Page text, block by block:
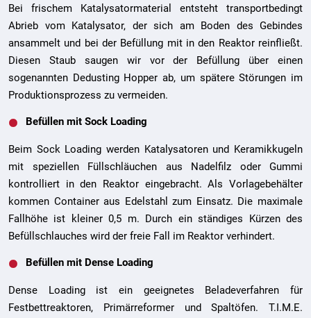
Bei frischem Katalysatormaterial entsteht transportbedingt
Abrieb vom Katalysator, der sich am Boden des Gebindes
ansammelt und bei der Befüllung mit in den Reaktor reinfließt.
Diesen Staub saugen wir vor der Befüllung über einen
sogenannten Dedusting Hopper ab, um spätere Störungen im
Produktionsprozess zu vermeiden.
Befüllen mit Sock Loading
Beim Sock Loading werden Katalysatoren und Keramikkugeln
mit speziellen Füllschläuchen aus Nadelfilz oder Gummi
kontrolliert in den Reaktor eingebracht. Als Vorlagebehälter
kommen Container aus Edelstahl zum Einsatz. Die maximale
Fallhöhe ist kleiner 0,5 m. Durch ein ständiges Kürzen des
Befüllschlauches wird der freie Fall im Reaktor verhindert.
Befüllen mit Dense Loading
Dense Loading ist ein geeignetes Beladeverfahren für
Festbettreaktoren, Primärreformer und Spaltöfen. T.I.M.E.